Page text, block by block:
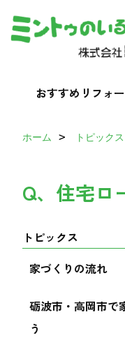
おすすめリフォ
ホーム トピックス
Q、住宅ロ
トピックス
家づくりの流れ
砺波市・高岡市で
う